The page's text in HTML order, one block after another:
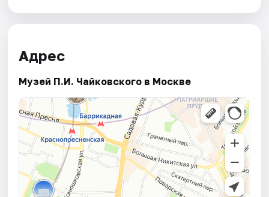
Адрес
Музей П.И. Чайковского в Москве